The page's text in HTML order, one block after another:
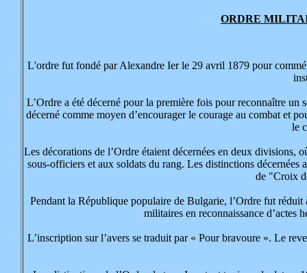
ORDRE
L'ordre fut fondé par Alexandre Ier le 29 avril 1879 pour
L’Ordre a été décerné pour la première fois pour reconnaître
décerné comme moyen d’encourager le courage au combat et
le
Les décorations de l’Ordre étaient décernées en deux divisions,
sous-officiers et aux soldats du rang. Les distinctions
de "Croix
Pendant la République populaire de Bulgarie, l’Ordre fut réduit
militaires en reconnaissance d’actes
L’inscription sur l’avers se traduit par « Pour bravoure ». Le